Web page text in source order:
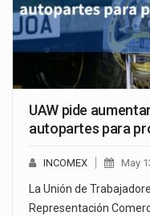
UAW pide
autopartes para
INCOMEX May
La Unión de
Representación